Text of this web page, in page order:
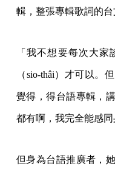
輯，整張專輯歌詞的台
「我不想要每次大
（sio-thâi）才可以。
覺得，得台語專輯，
都有啊，我完全能感同
但身為台語推廣者，